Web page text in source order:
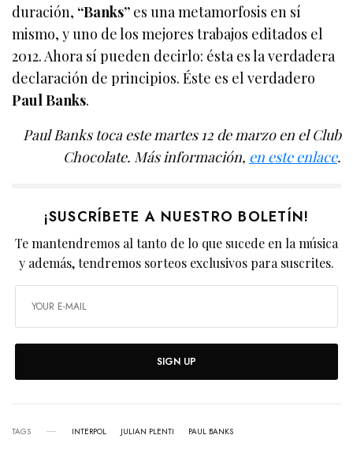
duración, “Banks” es una metamorfosis en sí
mismo, y uno de los mejores trabajos editados el
2012. Ahora sí pueden decirlo: ésta es la verdadera
declaración de principios. Éste es el verdadero
Paul Banks.
Paul Banks toca este martes 12 de marzo en el Club
Chocolate. Más información, en este enlace.
¡SUSCRÍBETE A NUESTRO BOLETÍN!
Te mantendremos al tanto de lo que sucede en la música
y además, tendremos sorteos exclusivos para suscrites.
SIGN UP
TAGS INTERPOL JULIAN PLENTI PAUL BANKS